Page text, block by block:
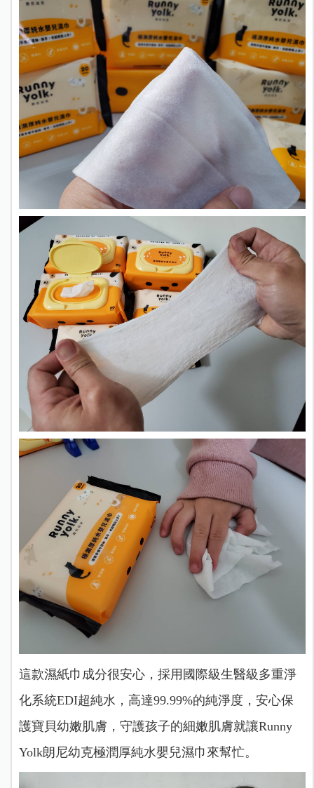
這款濕紙巾成分很安心，採用國際級生醫級多重淨
化系統EDI超純水，高達99.99%的純淨度，安心保
護寶貝幼嫩肌膚，守護孩子的細嫩肌膚就讓Runny
Yolk朗尼幼克極潤厚純水嬰兒濕巾來幫忙。